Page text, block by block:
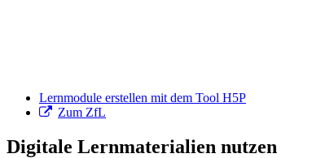
Lernmodule erstellen mit dem Tool H5P
Zum ZfL
Digitale Lernmaterialien nutzen